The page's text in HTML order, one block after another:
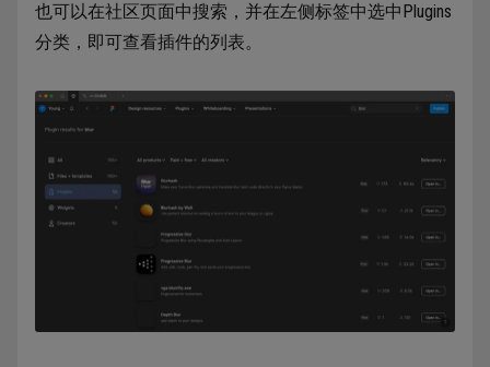
也可以在社区页面中搜索，并在左侧标签中选中Plugins
分类，即可查看插件的列表。